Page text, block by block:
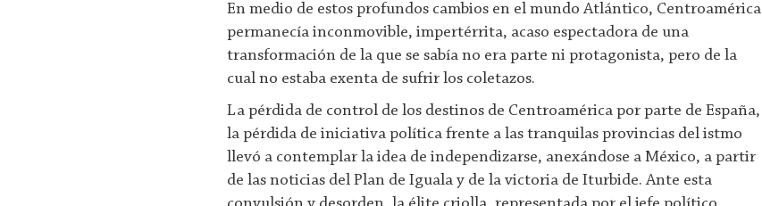
En medio de estos profundos cambios en el mundo Atlántico, Centroamérica
permanecía inconmovible, impertérrita, acaso espectadora de una
transformación de la que se sabía no era parte ni protagonista, pero de la
cual no estaba exenta de sufrir los coletazos.
La pérdida de control de los destinos de Centroamérica por parte de España,
la pérdida de iniciativa política frente a las tranquilas provincias del istmo
llevó a contemplar la idea de independizarse, anexándose a México, a partir
de las noticias del Plan de Iguala y de la victoria de Iturbide. Ante esta